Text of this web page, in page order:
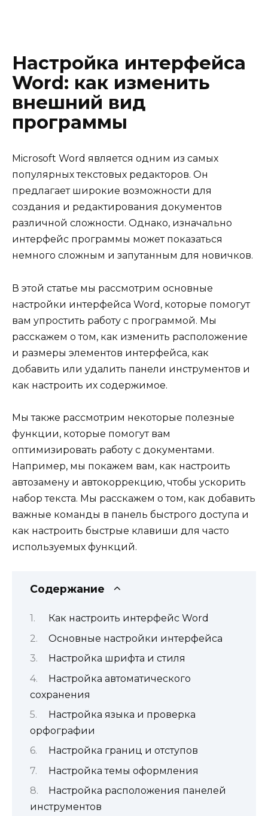
Настройка интерфейса
Word: как изменить
внешний вид
программы
Microsoft Word является одним из самых
популярных текстовых редакторов. Он
предлагает широкие возможности для
создания и редактирования документов
различной сложности. Однако, изначально
интерфейс программы может показаться
немного сложным и запутанным для новичков.
В этой статье мы рассмотрим основные
настройки интерфейса Word, которые помогут
вам упростить работу с программой. Мы
расскажем о том, как изменить расположение
и размеры элементов интерфейса, как
добавить или удалить панели инструментов и
как настроить их содержимое.
Мы также рассмотрим некоторые полезные
функции, которые помогут вам
оптимизировать работу с документами.
Например, мы покажем вам, как настроить
автозамену и автокоррекцию, чтобы ускорить
набор текста. Мы расскажем о том, как добавить
важные команды в панель быстрого доступа и
как настроить быстрые клавиши для часто
используемых функций.
Содержание
Как настроить интерфейс Word
Основные настройки интерфейса
Настройка шрифта и стиля
Настройка автоматического
сохранения
Настройка языка и проверка
орфографии
Настройка границ и отступов
Настройка темы оформления
Настройка расположения панелей
инструментов